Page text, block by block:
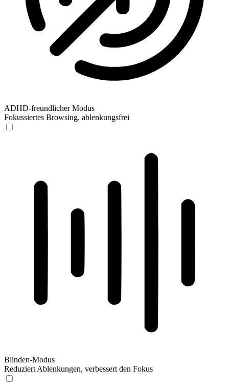
ADHD-freundlicher Modus
Fokussiertes Browsing, ablenkungsfrei
Blinden-Modus
Reduziert Ablenkungen, verbessert den Fokus